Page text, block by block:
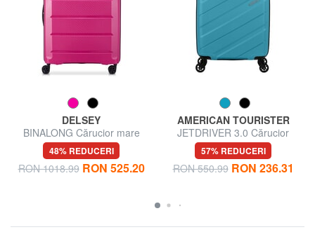
DELSEY
BINALONG Cărucior mare
48% REDUCERI
RON 1018.99 RON 525.20
AMERICAN TOURISTER
JETDRIVER 3.0 Cărucior
pentru bagaje de mână
57% REDUCERI
RON 550.99 RON 236.31